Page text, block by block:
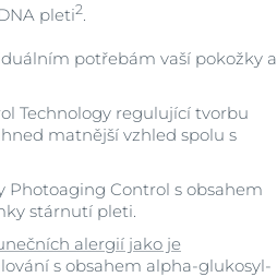
všechny
pleti2.
potřebám vaší pokožky a
Technology regulující tvorbu
matnější vzhled spolu s
Photoaging Control s obsahem
stárnutí pleti.
alergií jako je
s obsahem alpha-glukosyl-